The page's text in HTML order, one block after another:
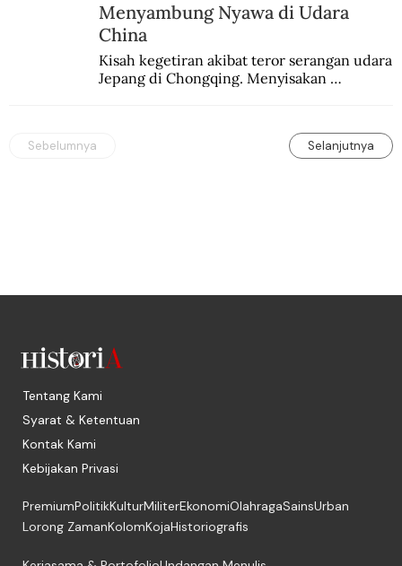
Menyambung Nyawa di Udara
China
Kisah kegetiran akibat teror serangan udara
Jepang di Chongqing. Menyisakan
Sebelumnya Selanjutnya
Tentang Kami
Syarat & Ketentuan
Kontak Kami
Kebijakan Privasi
PremiumPolitikKulturMiliterEkonomiOlahragaSainsUrban
Lorong ZamanKolomKojaHistoriografis